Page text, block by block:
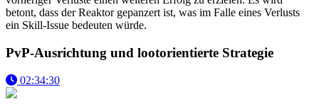
betont, dass der Reaktor gepanzert ist, was im Falle eines Verlusts
ein Skill-Issue bedeuten würde.
PvP-Ausrichtung und lootorientierte Strategie
02:34:30